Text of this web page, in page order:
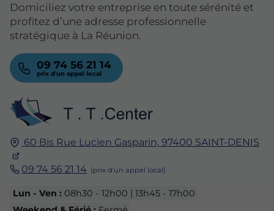
60 Bis Rue Lucien Gasparin, 97400 SAINT-DENIS
09 74 56 21 14
Lun - Ven : 08h30 - 12h00 | 13h45 - 17h00
Domiciliez votre entreprise en toute sérénité et
profitez d’une adresse professionnelle
stratégique à La Réunion.
09 74 56 21 14